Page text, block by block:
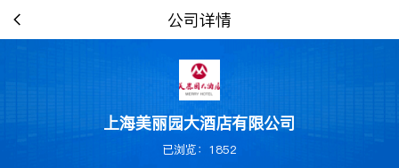
公司详情
上海美丽园大酒店有限公司
已浏览：1852